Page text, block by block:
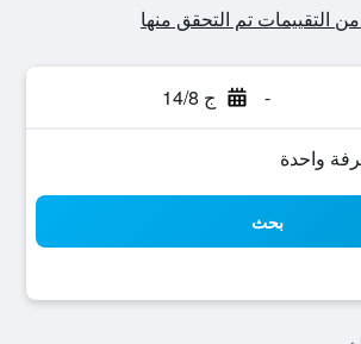
- ج 14/8
بحث